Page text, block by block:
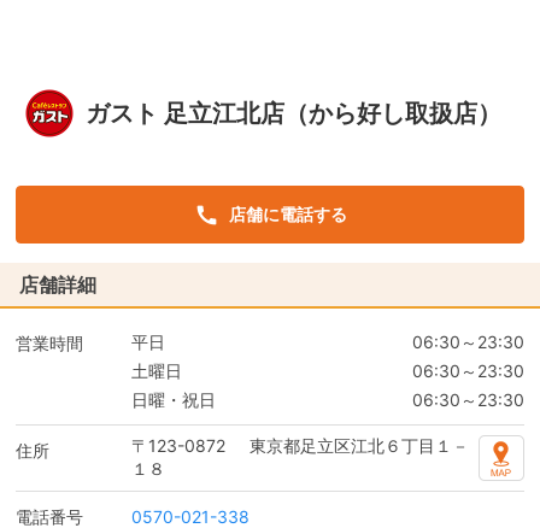
ガスト 足立江北店（から好し取扱店）
店舗に電話する
店舗詳細
営業時間 平日
06:30～23:30
土曜日
06:30～23:30
日曜・祝日
06:30～23:30
住所 〒123-0872
東京都足立区江北６丁目１－
１８
電話番号 0570-021-338